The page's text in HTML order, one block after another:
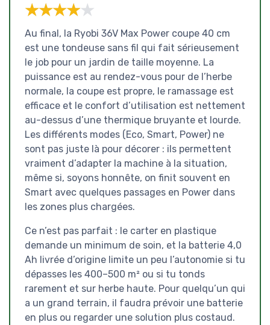
★★★★★
★★★★★
Au final, la Ryobi 36V Max Power coupe 40 cm
est une tondeuse sans fil qui fait sérieusement
le job pour un jardin de taille moyenne. La
puissance est au rendez-vous pour de l’herbe
normale, la coupe est propre, le ramassage est
efficace et le confort d’utilisation est nettement
au-dessus d’une thermique bruyante et lourde.
Les différents modes (Eco, Smart, Power) ne
sont pas juste là pour décorer : ils permettent
vraiment d’adapter la machine à la situation,
même si, soyons honnête, on finit souvent en
Smart avec quelques passages en Power dans
les zones plus chargées.
Ce n’est pas parfait : le carter en plastique
demande un minimum de soin, et la batterie 4,0
Ah livrée d’origine limite un peu l’autonomie si tu
dépasses les 400–500 m² ou si tu tonds
rarement et sur herbe haute. Pour quelqu’un qui
a un grand terrain, il faudra prévoir une batterie
en plus ou regarder une solution plus costaud.